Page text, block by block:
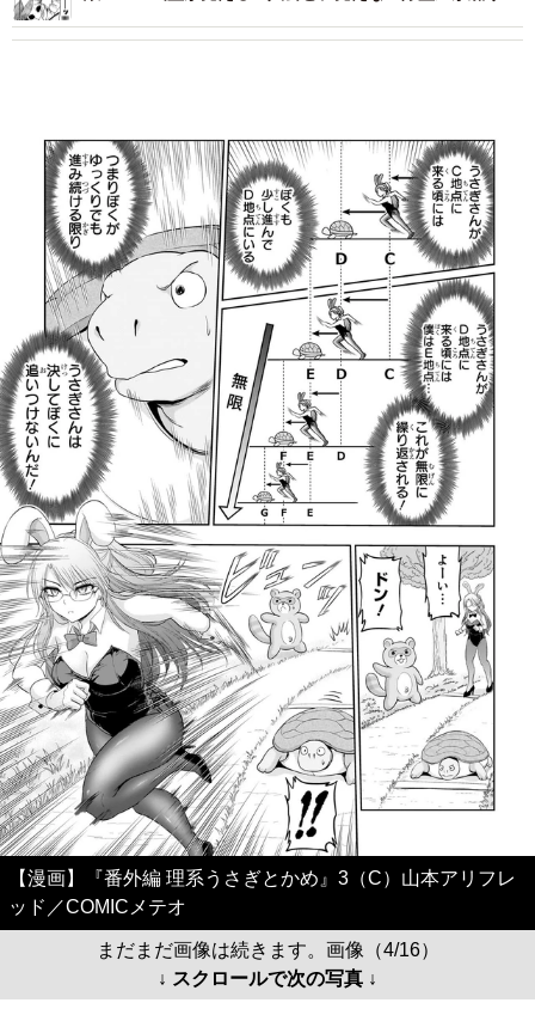
【漫画】『番外編 理系うさぎとかめ』3（C）山本アリフレ
ッド／COMICメテオ
まだまだ画像は続きます。画像（4/16）
↓ スクロールで次の写真 ↓